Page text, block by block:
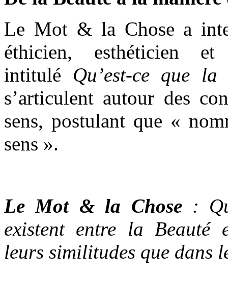
Le Mot & la Chose a
éthicien, esthéticien
intitulé Qu’est-ce que
s’articulent autour des
sens, postulant que «
sens ».
Le Mot & la Chose:
existent entre la Beauté
leurs similitudes que dans